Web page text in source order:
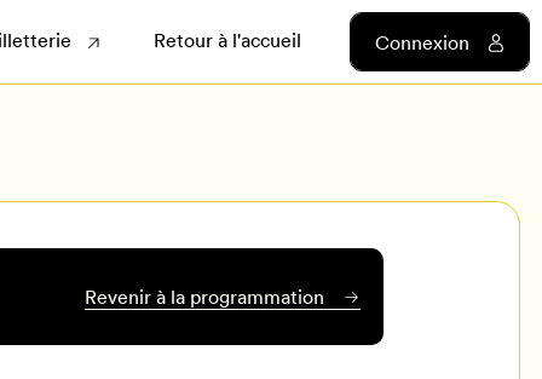
Retour à l'accueil Connexion
Revenir à la programmation